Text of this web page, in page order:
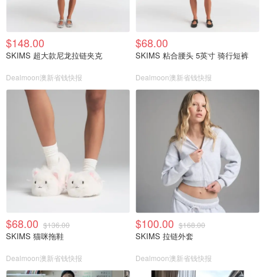
$148.00
SKIMS 超大款尼龙拉链夹克
Dealmoon澳新省钱快报
$68.00
SKIMS 粘合腰头 5英寸 骑行短裤
Dealmoon澳新省钱快报
$68.00 $136.00
SKIMS 猫咪拖鞋
Dealmoon澳新省钱快报
$100.00 $168.00
SKIMS 拉链外套
Dealmoon澳新省钱快报